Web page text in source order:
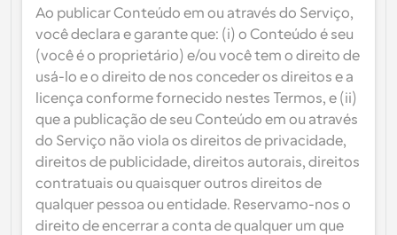
Ao publicar Conteúdo em ou através do Serviço,
você declara e garante que: (i) o Conteúdo é seu
(você é o proprietário) e/ou você tem o direito de
usá-lo e o direito de nos conceder os direitos e a
licença conforme fornecido nestes Termos, e (ii)
que a publicação de seu Conteúdo em ou através
do Serviço não viola os direitos de privacidade,
direitos de publicidade, direitos autorais, direitos
contratuais ou quaisquer outros direitos de
qualquer pessoa ou entidade. Reservamo-nos o
direito de encerrar a conta de qualquer um que